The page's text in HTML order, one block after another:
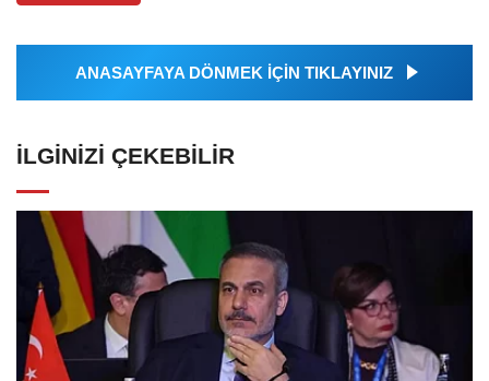
ANASAYFAYA DÖNMEK İÇİN TIKLAYINIZ
İLGINIZI ÇEKEBILIR